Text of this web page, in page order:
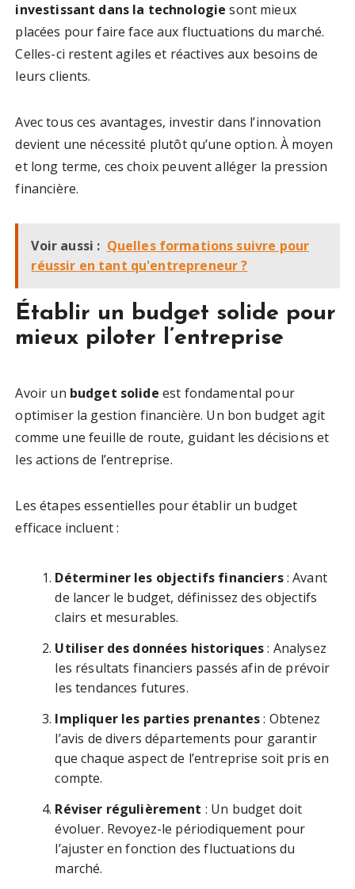
investissant dans la technologie sont mieux
placées pour faire face aux fluctuations du marché.
Celles-ci restent agiles et réactives aux besoins de
leurs clients.
Avec tous ces avantages, investir dans l’innovation
devient une nécessité plutôt qu’une option. À moyen
et long terme, ces choix peuvent alléger la pression
financière.
Voir aussi : Quelles formations suivre pour
réussir en tant qu'entrepreneur ?
Établir un budget solide pour
mieux piloter l’entreprise
Avoir un budget solide est fondamental pour
optimiser la gestion financière. Un bon budget agit
comme une feuille de route, guidant les décisions et
les actions de l’entreprise.
Les étapes essentielles pour établir un budget
efficace incluent :
Déterminer les objectifs financiers: Avant
de lancer le budget, définissez des objectifs
clairs et mesurables.
Utiliser des données historiques: Analysez
les résultats financiers passés afin de prévoir
les tendances futures.
Impliquer les parties prenantes: Obtenez
l’avis de divers départements pour garantir
que chaque aspect de l’entreprise soit pris en
compte.
Réviser régulièrement : Un budget doit
évoluer. Revoyez-le périodiquement pour
l’ajuster en fonction des fluctuations du
marché.